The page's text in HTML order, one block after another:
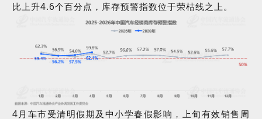
比上升4.6个百分点，库存预警指数位于荣枯线之上。
4月车市受清明假期及中小学春假影响，上旬有效销售周